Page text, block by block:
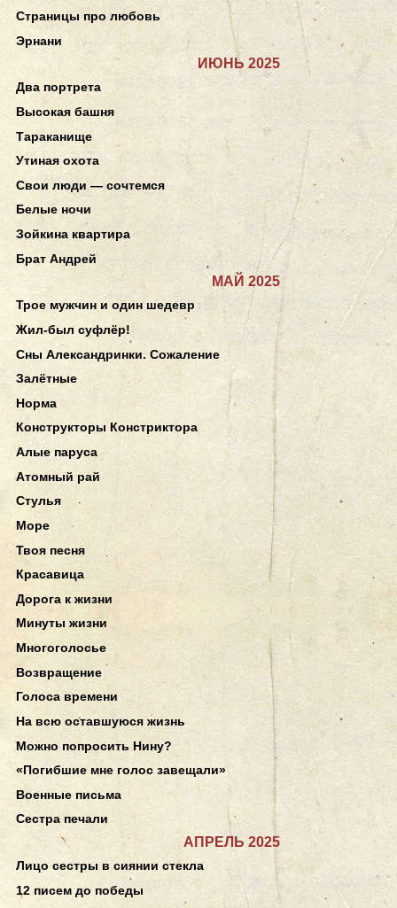
Страницы про любовь
Эрнани
ИЮНЬ 2025
Два портрета
Высокая башня
Тараканище
Утиная охота
Свои люди — сочтемся
Белые ночи
Зойкина квартира
Брат Андрей
МАЙ 2025
Трое мужчин и один шедевр
Жил-был суфлёр!
Сны Александринки. Сожаление
Залётные
Норма
Конструкторы Констриктора
Алые паруса
Атомный рай
Стулья
Море
Твоя песня
Красавица
Дорога к жизни
Минуты жизни
Многоголосье
Возвращение
Голоса времени
На всю оставшуюся жизнь
Можно попросить Нину?
«Погибшие мне голос завещали»
Военные письма
Сестра печали
АПРЕЛЬ 2025
Лицо сестры в сиянии стекла
12 писем до победы